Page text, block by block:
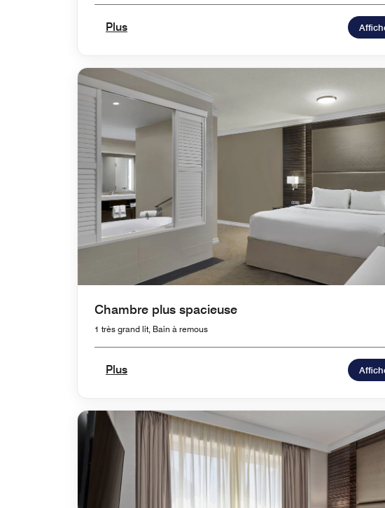
Plus
Chambre plus spacieuse
1 très grand lit, Bain à remous
Plus